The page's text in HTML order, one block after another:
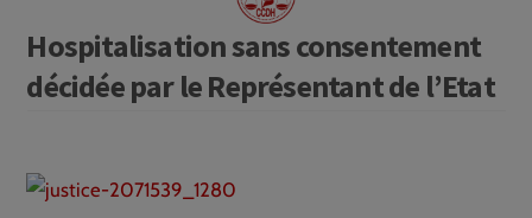
Hospitalisation sans consentement
décidée par le Représentant de l’Etat